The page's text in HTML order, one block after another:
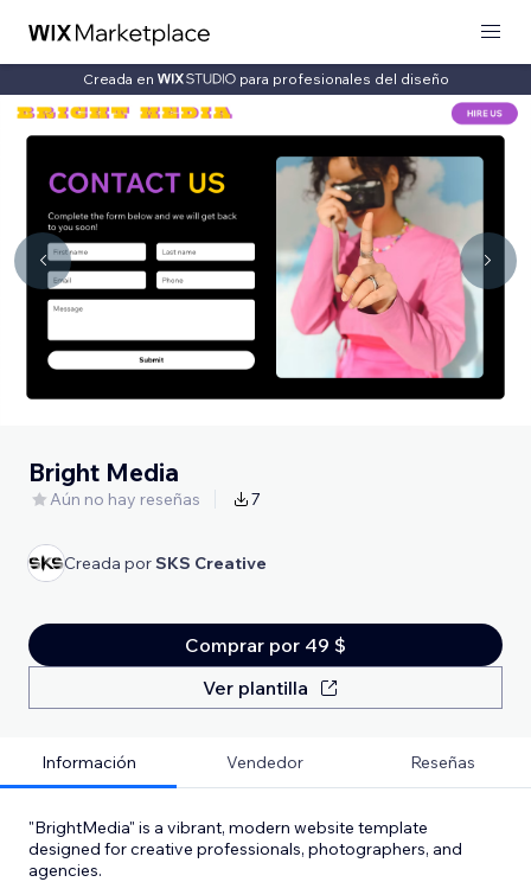
Creada en para profesionales del diseño
Bright Media
Aún no hay reseñas 7
Creada porSKS Creative
Comprar por 49 $
Ver plantilla
Información Vendedor Reseñas
"BrightMedia" is a vibrant, modern website template
designed for creative professionals, photographers, and
agencies.